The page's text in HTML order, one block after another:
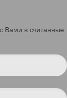
Вами в считанные